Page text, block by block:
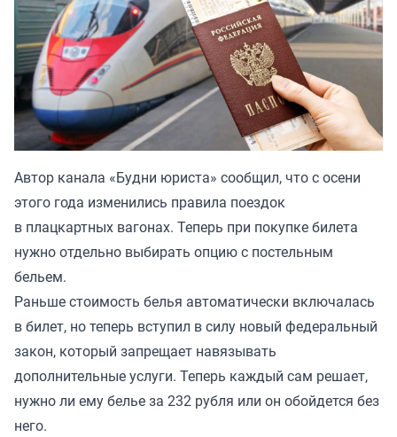
Автор канала «Будни юриста» сообщил, что с осени
этого года изменились правила поездок
в плацкартных вагонах. Теперь при покупке билета
нужно отдельно выбирать опцию с постельным
бельем.
Раньше стоимость белья автоматически включалась
в билет, но теперь вступил в силу новый федеральный
закон, который запрещает навязывать
дополнительные услуги. Теперь каждый сам решает,
нужно ли ему белье за 232 рубля или он обойдется без
него.